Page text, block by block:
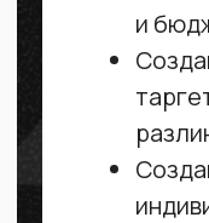
Комплексная
трафика Instagram/
Оставить